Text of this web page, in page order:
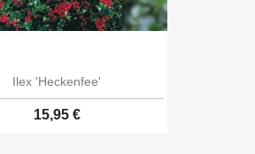
Ilex 'Heckenfee'
15,95 €